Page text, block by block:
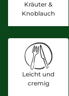
Kräuter &
Knoblauch
Leicht und
cremig